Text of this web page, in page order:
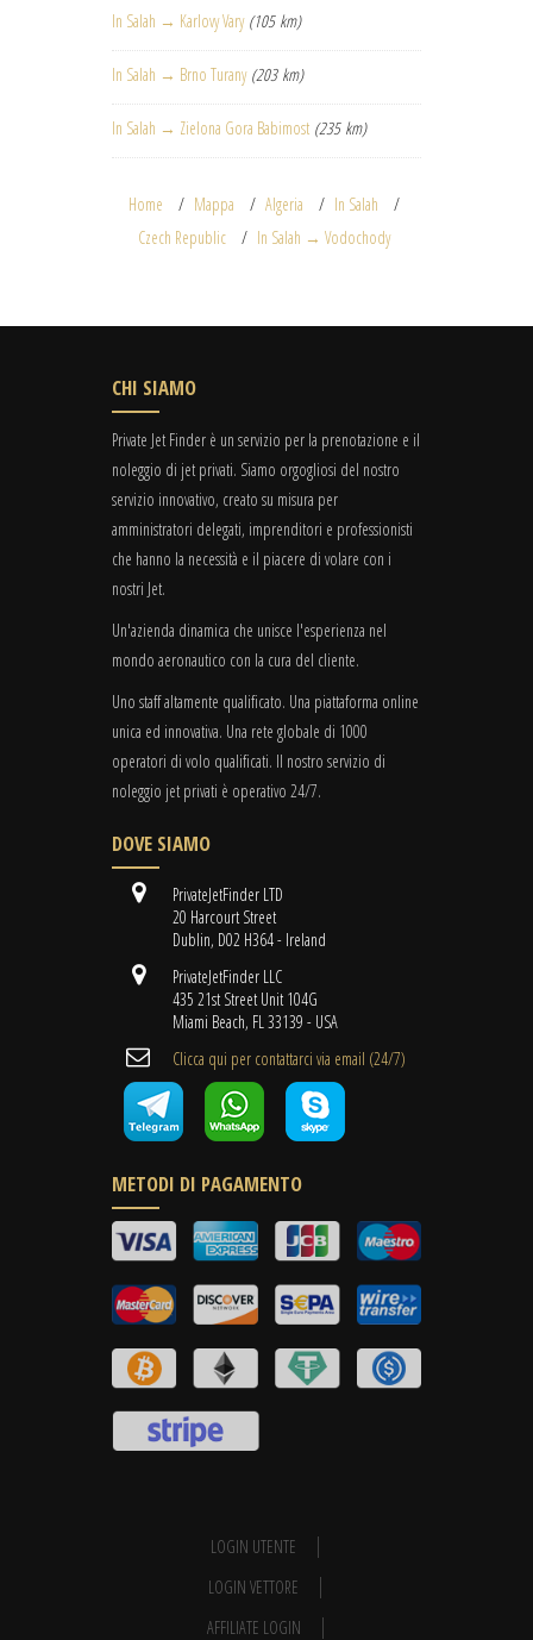
In Salah → Karlovy Vary (105 km)
In Salah → Brno Turany (203 km)
In Salah → Zielona Gora Babimost (235 km)
Home Mappa Algeria
In Salah
Czech Republic
In Salah → Vodochody
CHI SIAMO
Private Jet Finder è un servizio per la prenotazione e il
noleggio di jet privati. Siamo orgogliosi del nostro
servizio innovativo, creato su misura per
amministratori delegati, imprenditori e professionisti
che hanno la necessità e il piacere di volare con i
nostri Jet.
Un'azienda dinamica che unisce l'esperienza nel
mondo aeronautico con la cura del cliente.
Uno staff altamente qualificato. Una piattaforma online
unica ed innovativa. Una rete globale di 1000
operatori di volo qualificati. Il nostro servizio di
noleggio jet privati è operativo 24/7.
DOVE SIAMO
PrivateJetFinder LTD
20 Harcourt Street
Dublin, D02 H364 - Ireland
PrivateJetFinder LLC
435 21st Street Unit 104G
Miami Beach, FL 33139 - USA
Clicca qui per contattarci via email (24/7)
METODI DI PAGAMENTO
LOGIN UTENTE
LOGIN VETTORE
AFFILIATE LOGIN